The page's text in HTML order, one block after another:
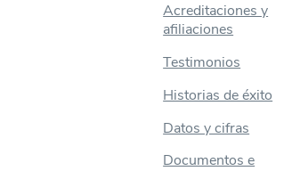
Acreditaciones y
afiliaciones
Testimonios
Historias de éxito
Datos y cifras
Documentos e